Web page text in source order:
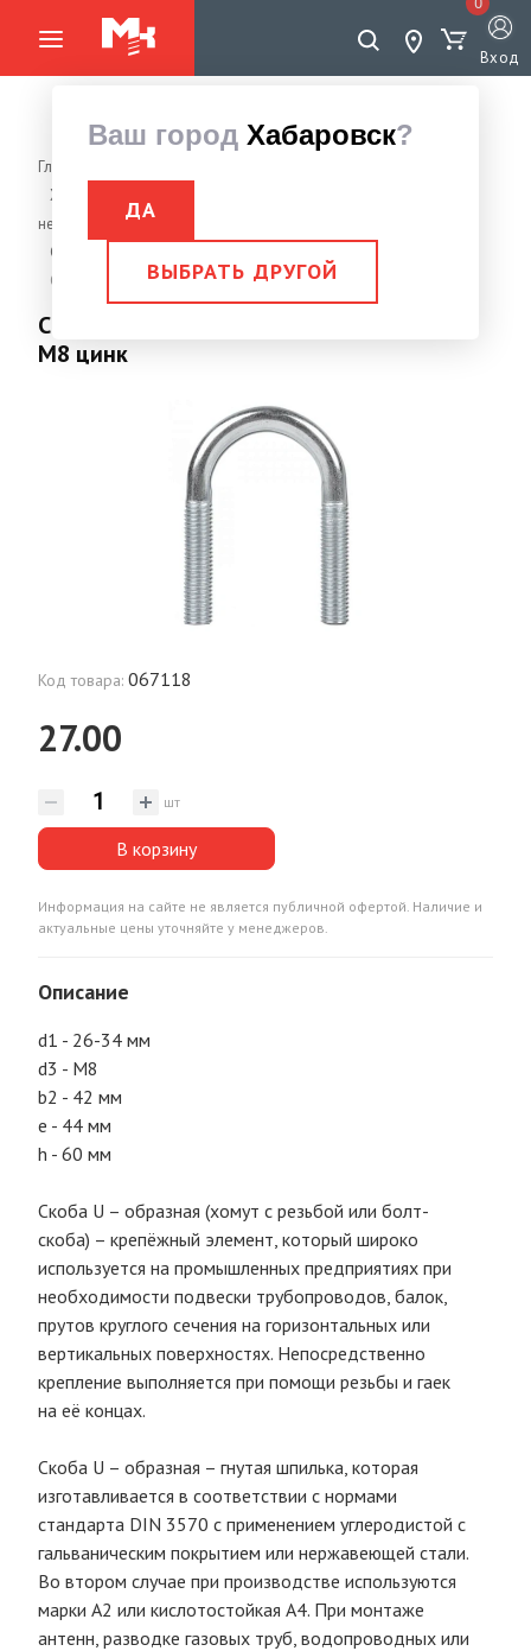
Ваш город Хабаровск?
ДА
ВЫБРАТЬ ДРУГОЙ
Вход
Главная страница
Хомуты (с саморезом, проволочные, SS, бабочка, стяжки
нейлон, скобы одно/двухлапковые, U-образные)
Скоба U-образная DIN 3570 (аналог ГОСТа 24137-80)
Скоба U-образная DIN 3570 (26-34мм) 1" M8 цинк
Скоба U-образная DIN 3570 (26-34мм) 1"
M8 цинк
Код товара: 067118
27.00
шт
В корзину
Информация на сайте не является публичной офертой. Наличие и
актуальные цены уточняйте у менеджеров.
Описание
d1 - 26-34 мм
d3 - М8
b2 - 42 мм
e - 44 мм
h - 60 мм
Скоба U – образная (хомут с резьбой или болт-
скоба) – крепёжный элемент, который широко
используется на промышленных предприятиях при
необходимости подвески трубопроводов, балок,
прутов круглого сечения на горизонтальных или
вертикальных поверхностях. Непосредственно
крепление выполняется при помощи резьбы и гаек
на её концах.
Скоба U – образная – гнутая шпилька, которая
изготавливается в соответствии с нормами
стандарта DIN 3570 с применением углеродистой с
гальваническим покрытием или нержавеющей стали.
Во втором случае при производстве используются
марки А2 или кислотостойкая А4. При монтаже
антенн, разводке газовых труб, водопроводных или